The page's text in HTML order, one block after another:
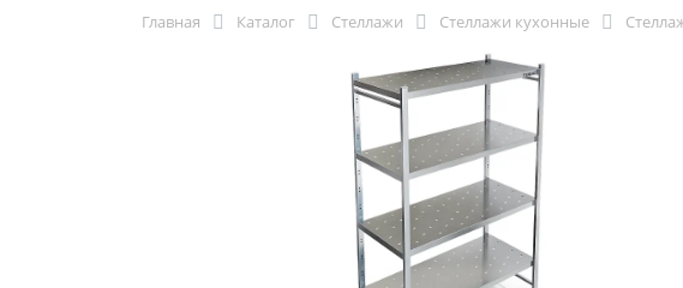
Главная Каталог Стеллажи Стеллажи кухонные